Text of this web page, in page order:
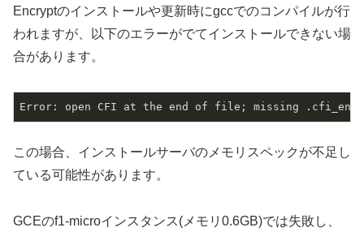
Encryptのインストールや更新時にgccでのコンパイルが行
われますが、以下のエラーがでてインストールできない場
合があります。
Error: open CFI at the end of file; missing
この場合、インストールサーバのメモリスペックが不足し
ている可能性があります。
GCEのf1-microインスタンス(メモリ0.6GB)では失敗し、